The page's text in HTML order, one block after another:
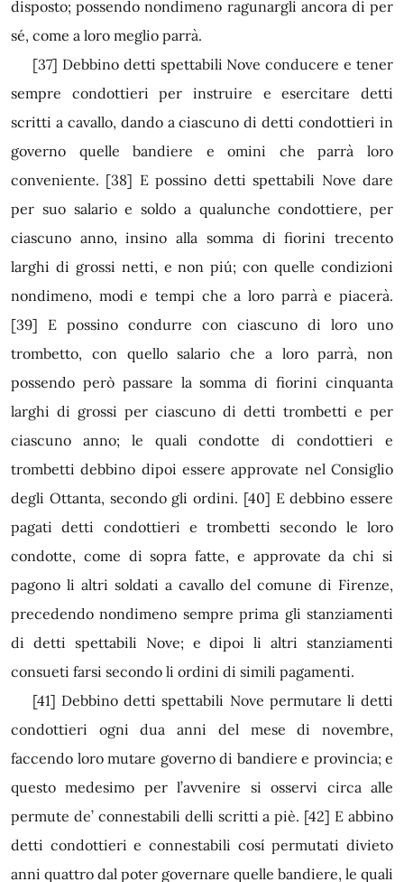
disposto; possendo nondimeno ragunargli ancora di per
sé, come a loro meglio parrà.
[37] Debbino detti spettabili Nove conducere e tener
sempre condottieri per instruire e esercitare detti
scritti a cavallo, dando a ciascuno di detti condottieri in
governo quelle bandiere e omini che parrà loro
conveniente. [38] E possino detti spettabili Nove dare
per suo salario e soldo a qualunche condottiere, per
ciascuno anno, insino alla somma di fiorini trecento
larghi di grossi netti, e non piú; con quelle condizioni
nondimeno, modi e tempi che a loro parrà e piacerà.
[39] E possino condurre con ciascuno di loro uno
trombetto, con quello salario che a loro parrà, non
possendo però passare la somma di fiorini cinquanta
larghi di grossi per ciascuno di detti trombetti e per
ciascuno anno; le quali condotte di condottieri e
trombetti debbino dipoi essere approvate nel Consiglio
degli Ottanta, secondo gli ordini. [40] E debbino essere
pagati detti condottieri e trombetti secondo le loro
condotte, come di sopra fatte, e approvate da chi si
pagono li altri soldati a cavallo del comune di Firenze,
precedendo nondimeno sempre prima gli stanziamenti
di detti spettabili Nove; e dipoi li altri stanziamenti
consueti farsi secondo li ordini di simili pagamenti.
[41] Debbino detti spettabili Nove permutare li detti
condottieri ogni dua anni del mese di novembre,
faccendo loro mutare governo di bandiere e provincia; e
questo medesimo per l’avvenire si osservi circa alle
permute de’ connestabili delli scritti a piè. [42] E abbino
detti condottieri e connestabili cosí permutati divieto
anni quattro dal poter governare quelle bandiere, le quali